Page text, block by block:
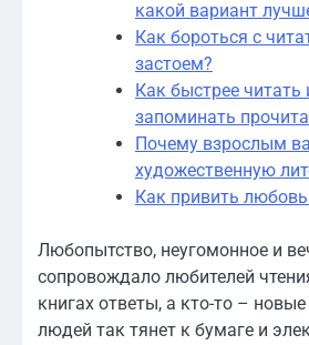
какой вариант
Как бороться с
застоем?
Как быстрее читать
запоминать
Почему взрослым
художественную
Как привить
Любопытство, неугомонное и
сопровождало любителей
книгах ответы, а кто-то –
людей так тянет к бумаге и